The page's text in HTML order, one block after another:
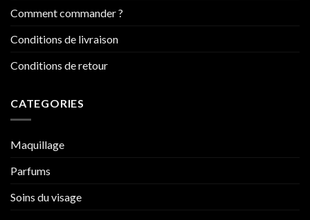
Comment commander ?
Conditions de livraison
Conditions de retour
CATEGORIES
Maquillage
Parfums
Soins du visage